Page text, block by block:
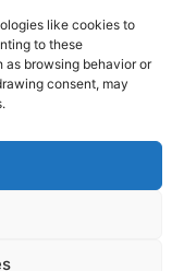
like cookies to
to these
browsing behavior or
consent, may
изцяло футболна